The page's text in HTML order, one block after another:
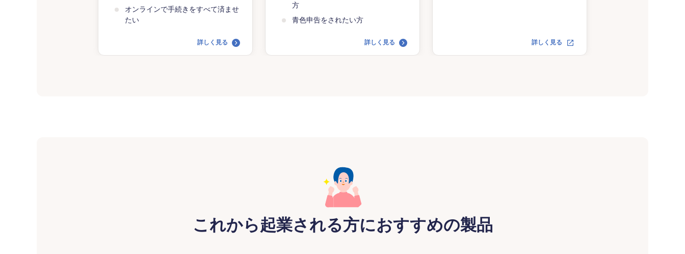
オンラインで手続きをすべて済ませ
たい
詳しく見る
方
青色申告をされたい方
詳しく見る 詳しく見る
これから起業される方におすすめの製品